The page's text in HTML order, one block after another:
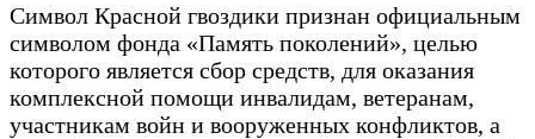
Символ Красной гвоздики признан официальным
символом фонда «Память поколений», целью
которого является сбор средств, для оказания
комплексной помощи инвалидам, ветеранам,
участникам войн и вооруженных конфликтов, а